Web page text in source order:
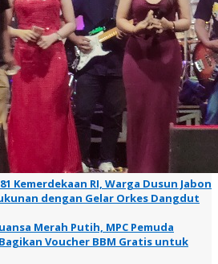
Kemerdekaan RI, Warga Dusun Jabon
dengan Gelar Orkes Dangdut
Merah Putih, MPC Pemuda
Voucher BBM Gratis untuk